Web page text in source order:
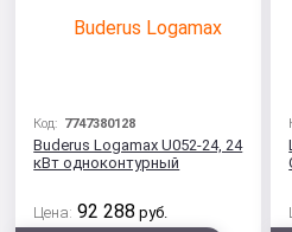
Код: 7747380128
Buderus Logamax U052-24, 24
кВт одноконтурный
Цена: 92 288 руб.